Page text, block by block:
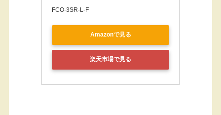
FCO-3SR-L-F
Amazonで見る
楽天市場で見る